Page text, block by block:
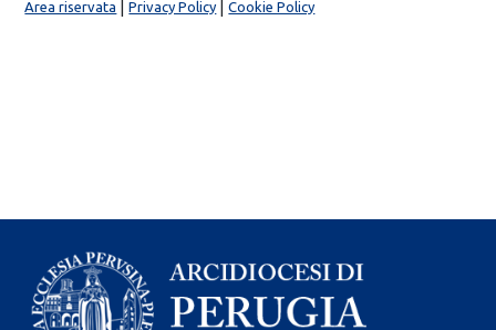
Area riservata |Privacy Policy |Cookie Policy